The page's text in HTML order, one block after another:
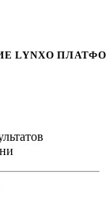
LYNXО